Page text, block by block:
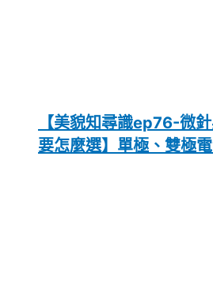
【美貌知尋識ep76-微
要怎麼選】單極、雙極